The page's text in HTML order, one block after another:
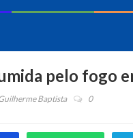
pelo fogo
Baptista 0